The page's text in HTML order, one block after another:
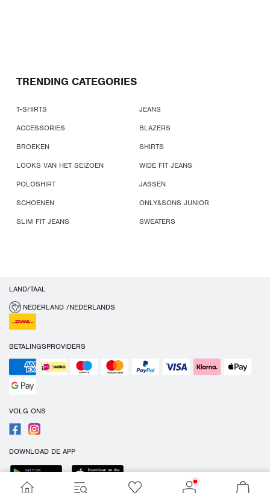
TRENDING CATEGORIES
T-SHIRTS
JEANS
ACCESSORIES
BLAZERS
BROEKEN
SHIRTS
LOOKS VAN HET SEIZOEN
WIDE FIT JEANS
POLOSHIRT
JASSEN
SCHOENEN
ONLY&SONS JUNIOR
SLIM FIT JEANS
SWEATERS
LAND/TAAL
NEDERLAND /NEDERLANDS
BETALINGSPROVIDERS
VOLG ONS
DOWNLOAD DE APP